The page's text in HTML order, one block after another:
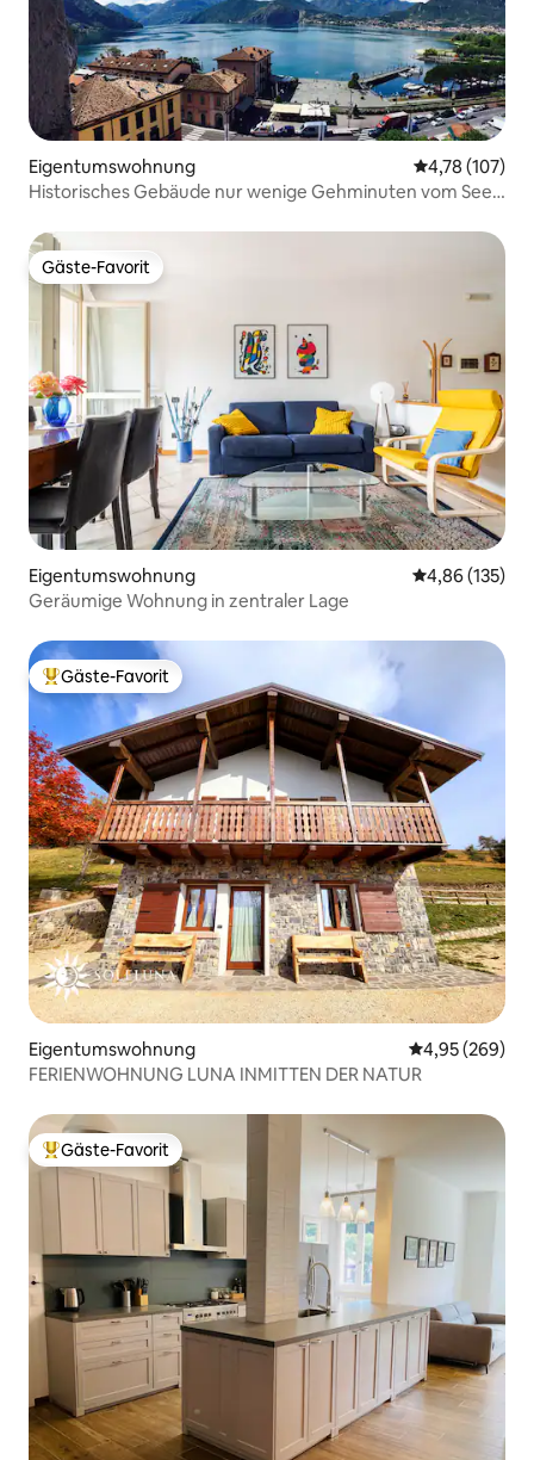
Eigentumswohnung
4,78 (107)
Historisches Gebäude nur wenige Gehminuten vom See
Gäste-Favorit
Gäste-Favorit
Eigentumswohnung
4,86 (135)
Geräumige Wohnung in zentraler Lage
Beliebter Gäste-Favorit.
Gäste-Favorit
Eigentumswohnung
4,95 (269)
FERIENWOHNUNG LUNA INMITTEN DER NATUR
Beliebter Gäste-Favorit.
Gäste-Favorit